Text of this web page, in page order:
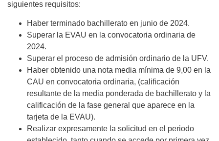
siguientes requisitos:
Haber terminado bachillerato en junio de 2024.
Superar la EVAU en la convocatoria ordinaria de
2024.
Superar el proceso de admisión ordinario de la UFV.
Haber obtenido una nota media mínima de 9,00 en la
CAU en convocatoria ordinaria, (calificación
resultante de la media ponderada de bachillerato y la
calificación de la fase general que aparece en la
tarjeta de la EVAU).
Realizar expresamente la solicitud en el periodo